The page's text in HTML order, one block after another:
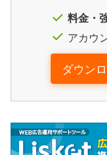
料金・
アカウ
ダウン